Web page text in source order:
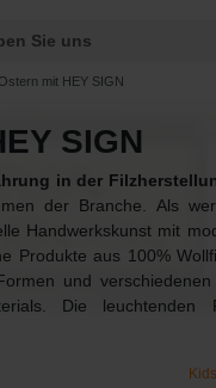
Ostern mit HEY SIGN
Sie uns
SIGN
in der
der Branche. Als
Handwerkskunst mit
Produkte aus 100%
und
Die leuchtenden